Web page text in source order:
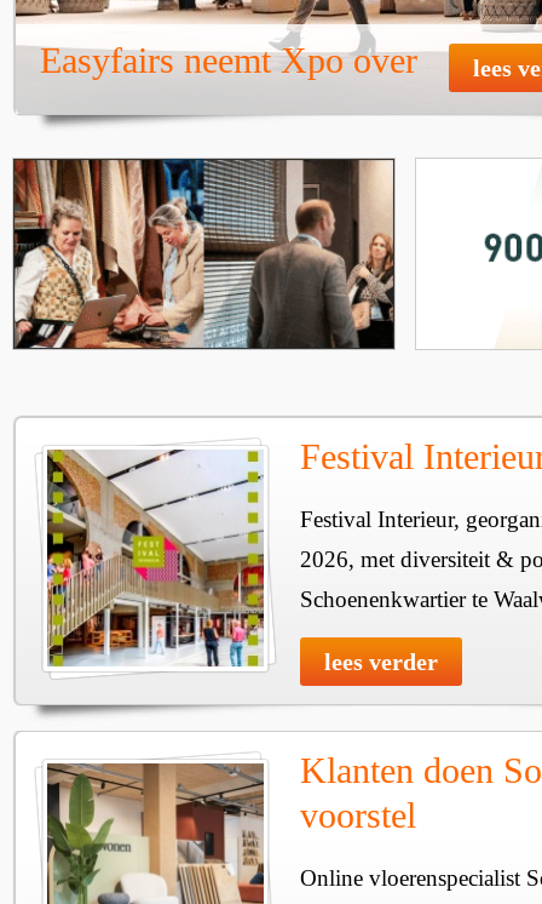
Easyfairs neemt Xpo over lees
Festival
Festival Interieur,
2026, met diversiteit &
Schoenenkwartier te
lees verder
Klanten doen
voorstel
Online vloerenspecialist